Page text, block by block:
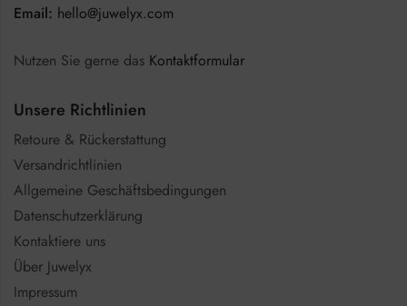
Email: hello@juwelyx.com
Nutzen Sie gerne das Kontaktformular
Unsere Richtlinien
Retoure & Rückerstattung
Versandrichtlinien
Allgemeine Geschäftsbedingungen
Datenschutzerklärung
Kontaktiere uns
Über Juwelyx
Impressum